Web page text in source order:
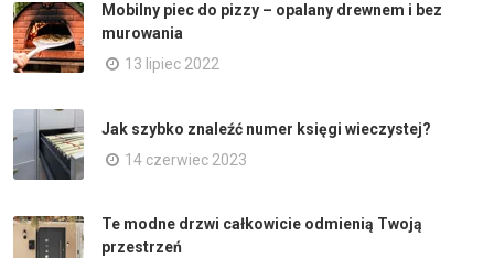
Mobilny piec do pizzy – opalany drewnem i bez
murowania
13 lipiec 2022
Jak szybko znaleźć numer księgi wieczystej?
14 czerwiec 2023
Te modne drzwi całkowicie odmienią Twoją
przestrzeń